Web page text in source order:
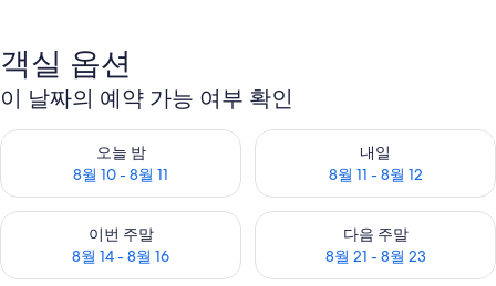
객실 옵션
이 날짜의 예약 가능 여부 확인
오늘 밤
8월 10 - 8월 11
오늘 밤 예약 가능 여부 확인, 8월 10 - 8월 11
내일
8월 11 - 8월 12
내일 예약 가능 여부 확인, 8월
이번 주말
8월 14 - 8월 16
이번 주말 예약 가능 여부 확인, 8월 14 - 8월 16
다음 주말
8월 21 - 8월 23
다음 주말 예약 가능 여부 확인